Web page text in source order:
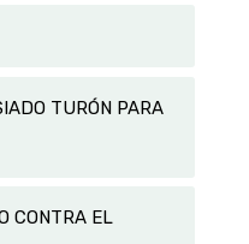
TURÓN PARA
CONTRA EL